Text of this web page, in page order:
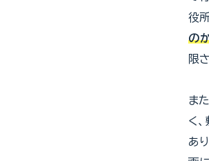
役
の
限
ま
く
あ